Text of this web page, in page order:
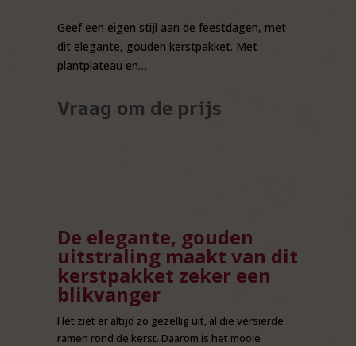
Geef een eigen stijl aan de feestdagen, met
dit elegante, gouden kerstpakket. Met
plantplateau en…
Vraag om de prijs
De elegante, gouden
uitstraling maakt van dit
kerstpakket zeker een
blikvanger
Het ziet er altijd zo gezellig uit, al die versierde
ramen rond de kerst. Daarom is het mooie